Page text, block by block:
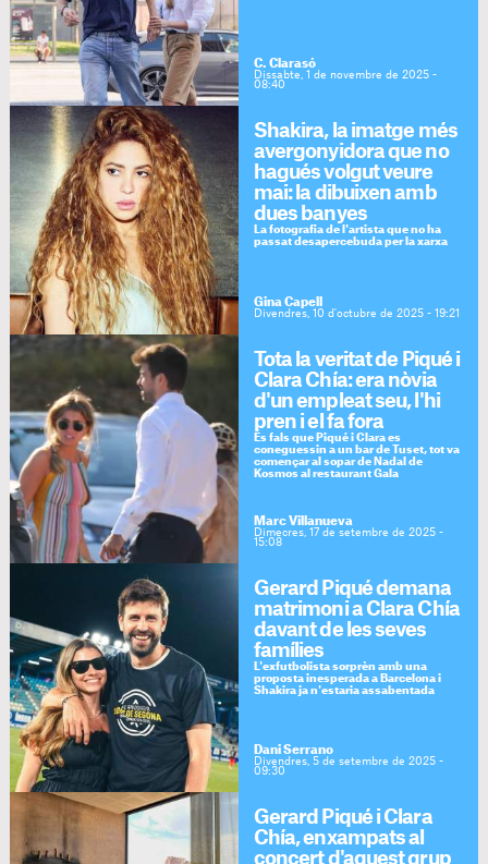
C. Clarasó
Dissabte, 1 de novembre de 2025 -
08:40
Shakira, la imatge més
avergonyidora que no
hagués volgut veure
mai: la dibuixen amb
dues banyes
La fotografia de l'artista que no ha
passat desapercebuda per la xarxa
Gina Capell
Divendres, 10 d'octubre de 2025 - 19:21
Tota la veritat de Piqué i
Clara Chía: era nòvia
d'un empleat seu, l'hi
pren i el fa fora
És fals que Piqué i Clara es
coneguessin a un bar de Tuset, tot va
començar al sopar de Nadal de
Kosmos al restaurant Gala
Marc Villanueva
Dimecres, 17 de setembre de 2025 -
15:08
Gerard Piqué demana
matrimoni a Clara Chía
davant de les seves
famílies
L'exfutbolista sorprèn amb una
proposta inesperada a Barcelona i
Shakira ja n'estaria assabentada
Dani Serrano
Divendres, 5 de setembre de 2025 -
09:30
Gerard Piqué i Clara
Chía, enxampats al
concert d'aquest grup